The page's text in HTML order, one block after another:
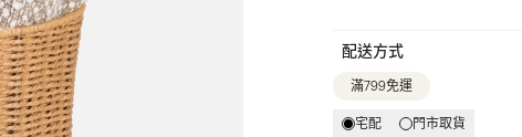
配送方式
滿799免運
宅配 門市取貨